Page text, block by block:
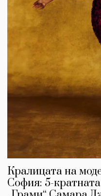
Кралицата на
София: 5-